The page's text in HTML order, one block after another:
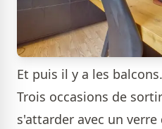
Et puis il y a les
Trois occasions de
s'attarder avec un